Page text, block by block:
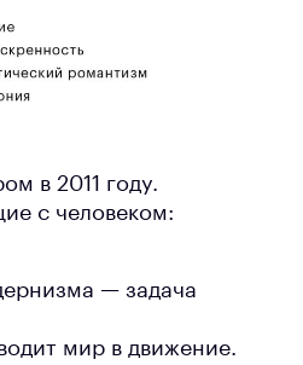
в 2011 году.
с человеком:
— задача
мир в движение.